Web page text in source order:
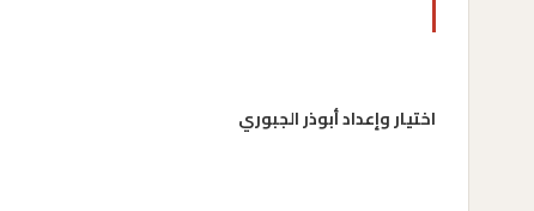
اختيار وإعداد أبوذر الجبوري